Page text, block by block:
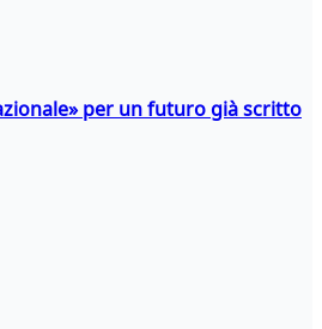
per un futuro già scritto